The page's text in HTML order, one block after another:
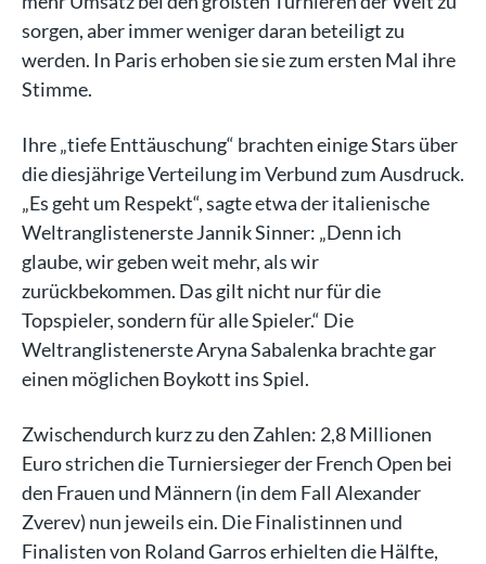
sorgen, aber immer weniger daran beteiligt zu
werden. In Paris erhoben sie sie zum ersten Mal ihre
Stimme.
Ihre „tiefe Enttäuschung“ brachten einige Stars über
die diesjährige Verteilung im Verbund zum Ausdruck.
„Es geht um Respekt“, sagte etwa der italienische
Weltranglistenerste Jannik Sinner: „Denn ich
glaube, wir geben weit mehr, als wir
zurückbekommen. Das gilt nicht nur für die
Topspieler, sondern für alle Spieler.“ Die
Weltranglistenerste Aryna Sabalenka brachte gar
einen möglichen Boykott ins Spiel.
Zwischendurch kurz zu den Zahlen: 2,8 Millionen
Euro strichen die Turniersieger der French Open bei
den Frauen und Männern (in dem Fall Alexander
Zverev) nun jeweils ein. Die Finalistinnen und
Finalisten von Roland Garros erhielten die Hälfte,